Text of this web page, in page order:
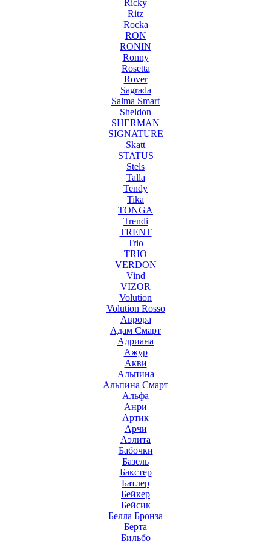
Ricky
Ritz
Rocka
RON
RONIN
Ronny
Rosetta
Rover
Sagrada
Salma Smart
Sheldon
SHERMAN
SIGNATURE
Skatt
STATUS
Stels
Talla
Tendy
Tika
TONGA
Trendi
TRENT
Trio
TRIO
VERDON
Vind
VIZOR
Volution
Volution Rosso
Аврора
Адам Смарт
Адриана
Ажур
Акви
Альпина
Альпина Смарт
Альфа
Анри
Артик
Арчи
Аэлита
Бабочки
Базель
Бакстер
Батлер
Бейкер
Бейсик
Белла Бронза
Берта
Бильбо